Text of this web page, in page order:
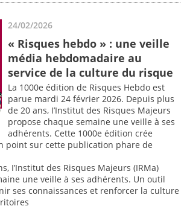
24/02/2026
« Risques hebdo » : une veille
média hebdomadaire au
service de la culture du risque
La 1000e édition de Risques Hebdo est
parue mardi 24 février 2026. Depuis plus
de 20 ans, I’Institut des Risques Majeurs
propose chaque semaine une veille à ses
adhérents. Cette 1000e édition crée
point sur cette publication phare de
I’Institut des Risques Majeurs (IRMa)
une veille à ses adhérents. Un outil
ses connaissances et renforcer la culture